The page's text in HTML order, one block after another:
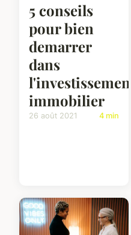
5 conseils
pour bien
demarrer
dans
l'investissement
immobilier
26 août 2021 4 min